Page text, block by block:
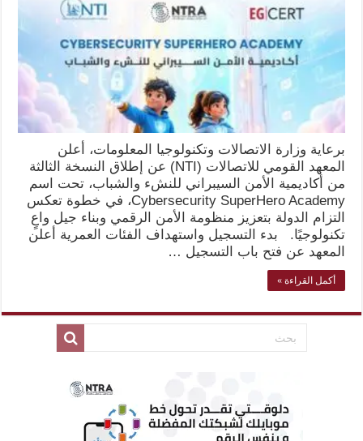
برعاية وزارة الاتصالات وتكنولوجيا المعلومات، أعلن
المعهد القومي للاتصالات (NTI) عن إطلاق النسخة الثالثة
من أكاديمية الأمن السيبراني للنشء والشباب، تحت اسم
Cybersecurity SuperHero Academy، في خطوة تعكس
التزام الدولة بتعزيز منظومة الأمن الرقمي وبناء جيل واعٍ
تكنولوجيًا. بدء التسجيل واستهداف الفئات العمرية أعلن
المعهد عن فتح باب التسجيل …
أكمل القراءة »